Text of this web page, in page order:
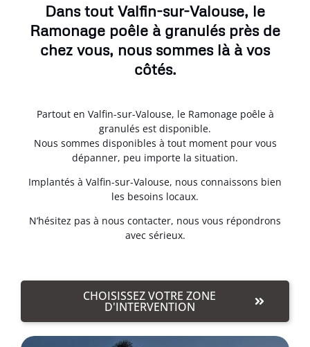
Dans tout Valfin-sur-Valouse, le
Ramonage poêle à granulés près de
chez vous, nous sommes là à vos
côtés.
Partout en Valfin-sur-Valouse, le Ramonage poêle à
granulés est disponible.
Nous sommes disponibles à tout moment pour vous
dépanner, peu importe la situation.
Implantés à Valfin-sur-Valouse, nous connaissons bien
les besoins locaux.
N’hésitez pas à nous contacter, nous vous répondrons
avec sérieux.
CHOISISSEZ VOTRE ZONE
D'INTERVENTION